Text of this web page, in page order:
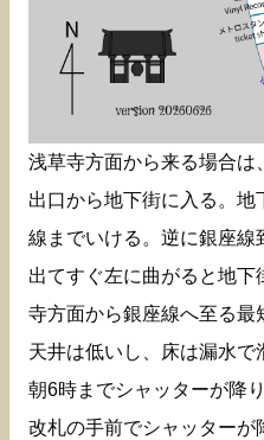
浅草寺方面から来る場合は
出口から地下街に入る。
線までいける。逆に銀座線
出てすぐ左に曲がると地
寺方面から銀座線へ至る最
天井は低いし、床は漏水で
朝6時までシャッターが降
改札の手前でシャッターが